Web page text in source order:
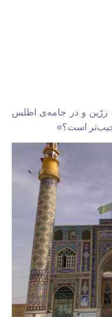
زرّين و در جامه‌ی اطلس
است؟»